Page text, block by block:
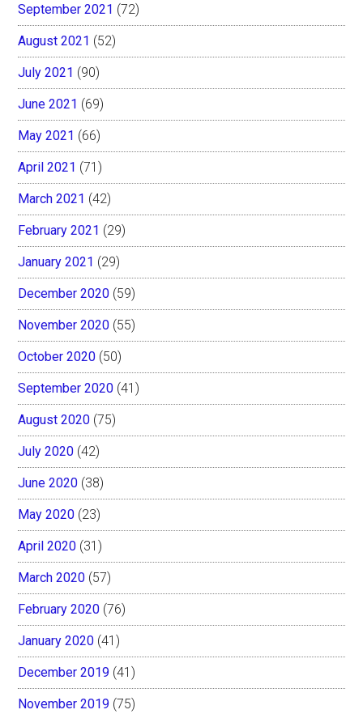
September 2021 (72)
August 2021 (52)
July 2021 (90)
June 2021 (69)
May 2021 (66)
April 2021 (71)
March 2021 (42)
February 2021 (29)
January 2021 (29)
December 2020 (59)
November 2020 (55)
October 2020 (50)
September 2020 (41)
August 2020 (75)
July 2020 (42)
June 2020 (38)
May 2020 (23)
April 2020 (31)
March 2020 (57)
February 2020 (76)
January 2020 (41)
December 2019 (41)
November 2019 (75)